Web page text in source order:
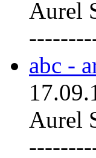
Aurel
abc -
Aurel